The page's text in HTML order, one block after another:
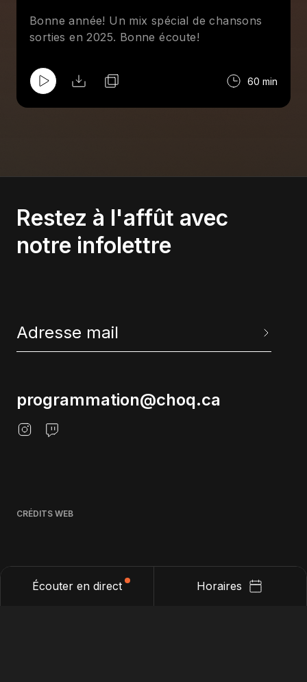
Écouter en direct Horaires
Bonne année! Un mix spécial de chansons
sorties en 2025. Bonne écoute!
60 min
Restez à l'affût avec
notre infolettre
programmation@choq.ca
CRÉDITS WEB